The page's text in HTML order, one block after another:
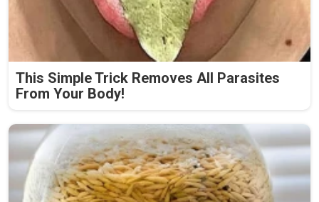
This Simple Trick Removes All Parasites
From Your Body!